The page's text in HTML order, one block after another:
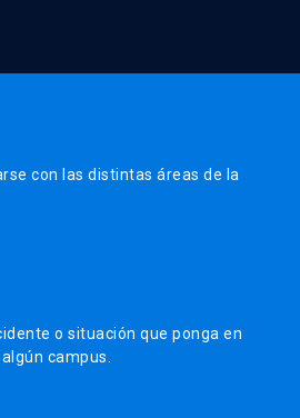
con las distintas áreas de la
o situación que ponga en
campus.